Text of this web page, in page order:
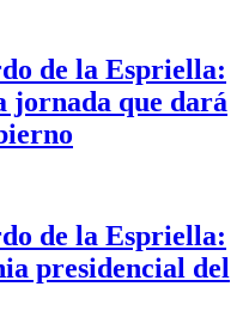
de la Espriella:
jornada que dará
de la Espriella:
presidencial del